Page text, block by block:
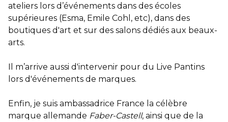
ateliers lors d’événements dans des écoles
supérieures (Esma, Emile Cohl, etc), dans des
boutiques d'art et sur des salons dédiés aux beaux-
arts.
Il m’arrive aussi d'intervenir pour du Live Pantins
lors d'événements de marques.
Enfin, je suis ambassadrice France la célèbre
marque allemande Faber-Castell, ainsi que de la